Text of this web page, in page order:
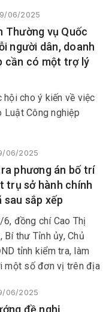
06/2025
Thường vụ Quốc
người dân, doanh
cần có một trợ lý
hội cho ý kiến về việc
Công nghiệp
06/2025
phương án bố trí
trụ sở hành chính
sau sắp xếp
6, đồng chí Cao Thị
Bí thư Tỉnh ủy, Chủ
tỉnh kiểm tra, làm
một số đơn vị trên địa
bộ máy, cơ sở vật
06/2025
đề nghị